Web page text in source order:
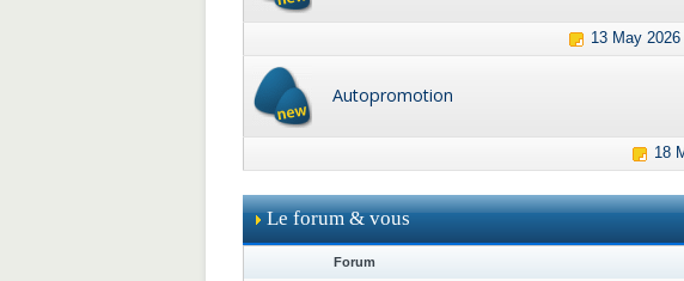
13 May
Autopromotion
18
Le forum & vous
Forum